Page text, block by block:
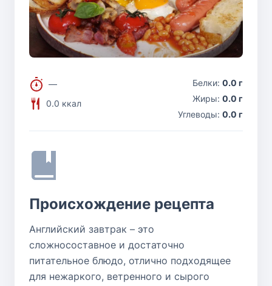
—
0.0 ккал
Белки: 0.0 г
Жиры: 0.0 г
Углеводы: 0.0 г
Происхождение рецепта
Английский завтрак – это
сложносоставное и достаточно
питательное блюдо, отлично подходящее
для нежаркого, ветренного и сырого